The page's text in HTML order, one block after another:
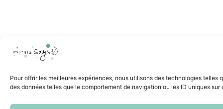
Pour offrir les meilleures expériences, nous utilisons des technologies
des données telles que le comportement de navigation ou les ID uniques